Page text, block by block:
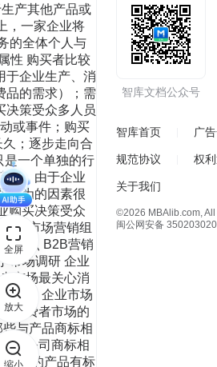
产其他产品或
，一家企业将
的全体个人与
性 购买者比较
于企业生产、消
品的需求）；需
决策受众多人员
或事件；购买
；逐步走向合
是一个单独的行
程。由于企业
行为的因素很
购买决策受众
和市场营销组
特点 B2B营销
市场调研 企业
市场最关心消
分。企业市场
消费者市场的
与产品商标相
与公司商标相
营销的产品有标
智库文档公众号
智库首页 广
规范协议 权
关于我们
©2026 MBAlib.com,
闽公网安备
全屏
放大
缩小